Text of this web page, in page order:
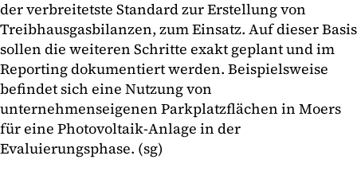
der verbreitetste Standard zur Erstellung von
Treibhausgasbilanzen, zum Einsatz. Auf dieser Basis
sollen die weiteren Schritte exakt geplant und im
Reporting dokumentiert werden. Beispielsweise
befindet sich eine Nutzung von
unternehmenseigenen Parkplatzflächen in Moers
für eine Photovoltaik-Anlage in der
Evaluierungsphase. (sg)